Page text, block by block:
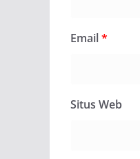
Email*
Situs Web